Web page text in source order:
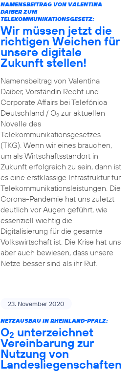
NAMENSBEITRAG VON VALENTINA
DAIBER ZUM
TELEKOMMUNIKATIONSGESETZ:
Wir müssen jetzt die
richtigen Weichen für
unsere digitale
Zukunft stellen!
Namensbeitrag von Valentina
Daiber, Vorständin Recht und
Corporate Affairs bei Telefónica
Deutschland / O2zur aktuellen
Novelle des
Telekommunikationsgesetzes
(TKG). Wenn wir eines brauchen,
um als Wirtschaftsstandort in
Zukunft erfolgreich zu sein, dann ist
es eine erstklassige Infrastruktur für
Telekommunikationsleistungen. Die
Corona-Pandemie hat uns zuletzt
deutlich vor Augen geführt, wie
essenziell wichtig die
Digitalisierung für die gesamte
Volkswirtschaft ist. Die Krise hat uns
aber auch bewiesen, dass unsere
Netze besser sind als ihr Ruf.
23. November 2020
NETZAUSBAU IN RHEINLAND-PFALZ:
O2 unterzeichnet
Vereinbarung zur
Nutzung von
Landesliegenschaften